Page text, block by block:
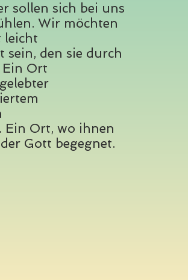
sollen sich bei uns
Wir möchten
leicht
sein, den sie durch
Ein Ort
Ort, wo ihnen
Gott begegnet.